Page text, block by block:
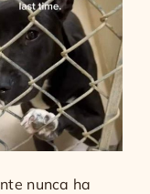
nunca ha